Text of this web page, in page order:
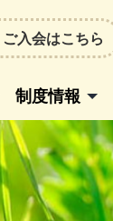
ご入会はこちら
制度情報